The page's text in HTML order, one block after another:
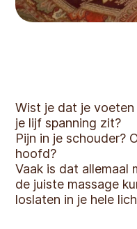
Wist je dat je voeten
je lijf spanning zit?
Pijn in je schouder?
hoofd?
Vaak is dat allemaal
de juiste massage
loslaten in je hele